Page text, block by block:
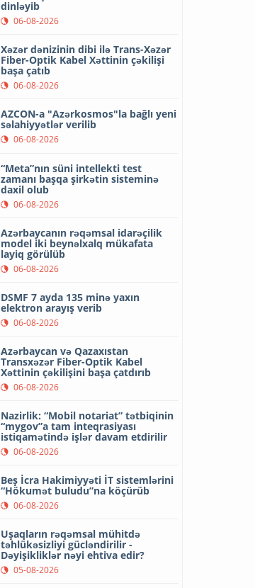
dinləyib
06-08-2026
Xəzər dənizinin dibi ilə Trans-Xəzər
Fiber-Optik Kabel Xəttinin çəkilişi
başa çatıb
06-08-2026
AZCON-a "Azərkosmos"la bağlı yeni
səlahiyyətlər verilib
06-08-2026
“Meta”nın süni intellekti test
zamanı başqa şirkətin sisteminə
daxil olub
06-08-2026
Azərbaycanın rəqəmsal idarəçilik
model iki beynəlxalq mükafata
layiq görülüb
06-08-2026
DSMF 7 ayda 135 minə yaxın
elektron arayış verib
06-08-2026
Azərbaycan və Qazaxıstan
Transxəzər Fiber-Optik Kabel
Xəttinin çəkilişini başa çatdırıb
06-08-2026
Nazirlik: “Mobil notariat” tətbiqinin
“mygov”a tam inteqrasiyası
istiqamətində işlər davam etdirilir
06-08-2026
Beş İcra Hakimiyyəti İT sistemlərini
“Hökumət buludu”na köçürüb
06-08-2026
Uşaqların rəqəmsal mühitdə
təhlükəsizliyi gücləndirilir -
Dəyişikliklər nəyi ehtiva edir?
05-08-2026